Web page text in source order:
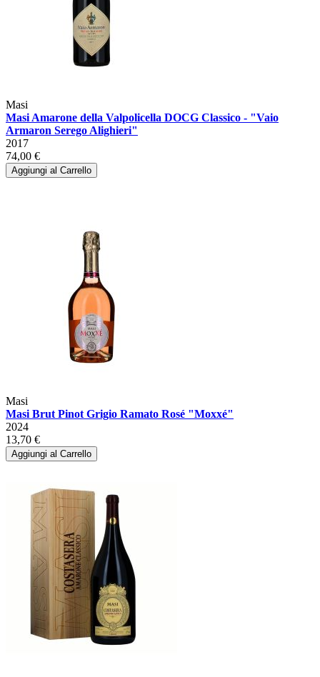
Masi
Masi Amarone della Valpolicella DOCG Classico - "Vaio
Armaron Serego Alighieri"
2017
74,00 €
Aggiungi al Carrello
Masi
Masi Brut Pinot Grigio Ramato Rosé "Moxxé"
2024
13,70 €
Aggiungi al Carrello